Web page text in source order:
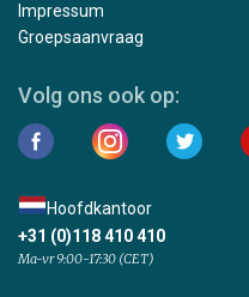
Impressum
Groepsaanvraag
Volg ons ook op:
Hoofdkantoor
+31 (0)118 410 410
Ma-vr 9:00-17:30 (CET)